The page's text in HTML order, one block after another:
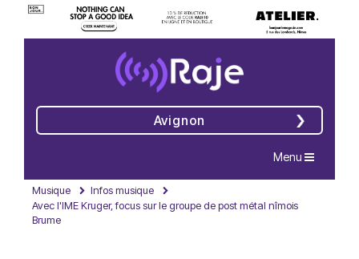
Avignon
Navigation
Menu
Musique
Infos musique
Avec l'IME Kruger, focus sur le groupe de post métal nîmois
Brume